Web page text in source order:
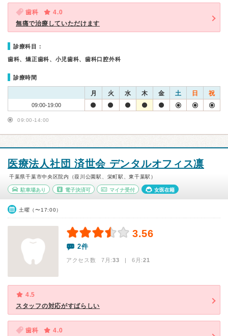
歯科
4.0
無痛で治療していただけます
診療科目：
歯科、矯正歯科、小児歯科、歯科口腔外科
診療時間
月 火 水 木 金 土 日 祝
09:00-19:00
09:00-14:00
医療法人社団 済世会 デンタルオフィス凛
千葉県千葉市中央区院内（葭川公園駅、栄町駅、東千葉駅）
駐車場あり 電子決済可 マイナ受付 女医在籍
土曜（〜17:00）
3.56
2件
アクセス数 7月:33 | 6月:21
4.5
スタッフの対応がすばらしい
歯科
4.0